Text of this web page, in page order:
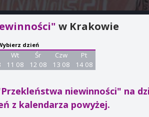
w Krakowie
dzień
Wt
11 08
Śr
12 08
Czw
13 08
Pt
14 08
niewinności" na
z kalendarza powyżej.